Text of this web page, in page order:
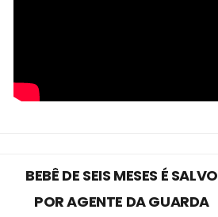
BEBÊ DE SEIS MESES É SALVO
POR AGENTE DA GUARDA